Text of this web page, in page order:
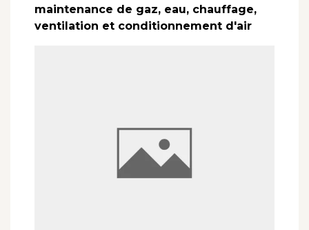
maintenance de gaz, eau, chauffage,
ventilation et conditionnement d'air